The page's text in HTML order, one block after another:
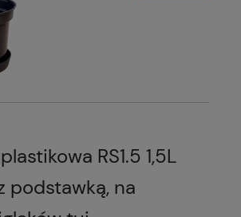
RS1.5 1,5L
podstawką, na